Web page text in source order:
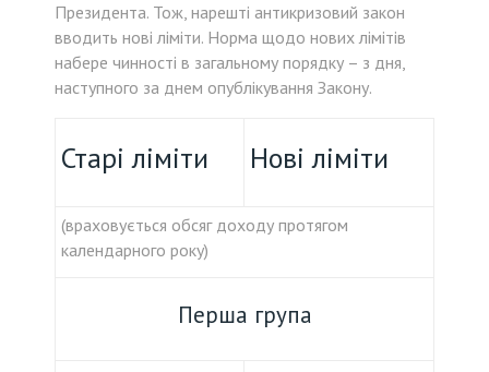
Президента. Тож, нарешті антикризовий закон
вводить нові ліміти. Норма щодо нових лімітів
набере чинності в загальному порядку – з дня,
наступного за днем опублікування Закону.
Старі ліміти Нові ліміти
(враховується обсяг доходу протягом
календарного року)
Перша група